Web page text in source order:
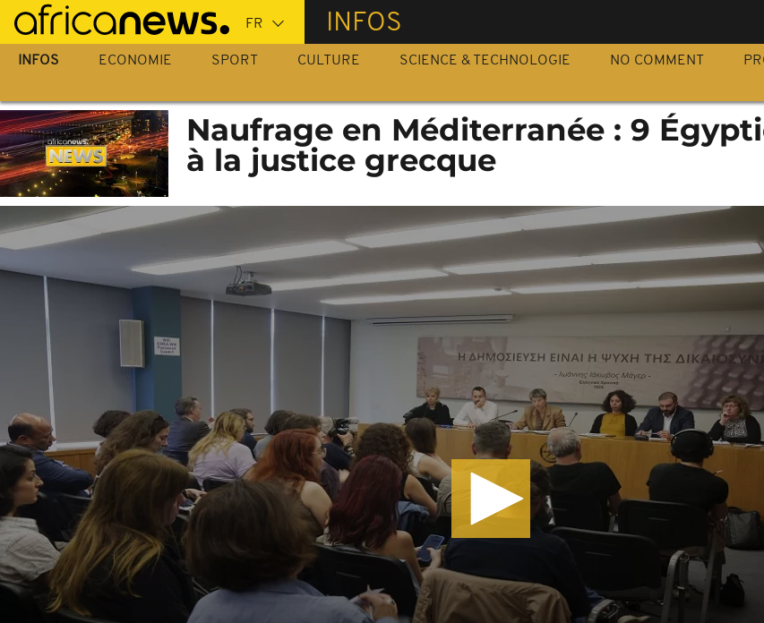
Passer
au
contenu
INFOS
INFOS ECONOMIE SPORT CULTURE SCIENCE & TECHNOLOGIE NO COMMENT
Naufrage en Méditerranée : 9
à la justice grecque